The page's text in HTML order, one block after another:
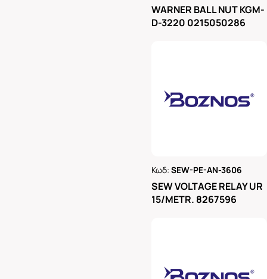
WARNER BALL NUT KGM-
D-3220 0215050286
Κωδ:SEW-PE-AN-3606
SEW VOLTAGE RELAY UR
15/METR. 8267596